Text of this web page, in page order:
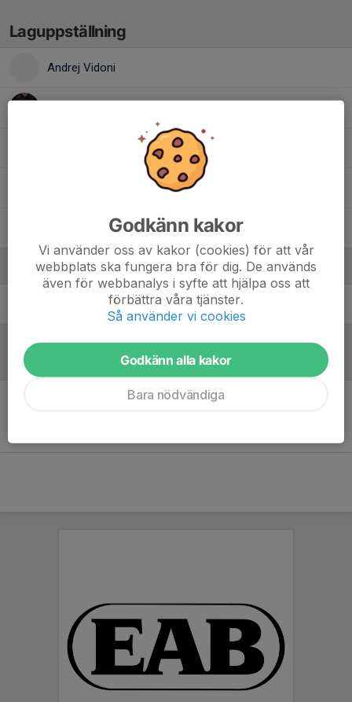
Laguppställning
Andrej Vidoni
William Andersson
Ledare
Viktor Hedlund Lagledare Team15
Referat
Godkänn kakor
Vi använder oss av kakor (cookies) för att vår
webbplats ska fungera bra för dig. De används
även för webbanalys i syfte att hjälpa oss att
förbättra våra tjänster.
Så använder vi cookies
Godkänn alla kakor
Bara nödvändiga